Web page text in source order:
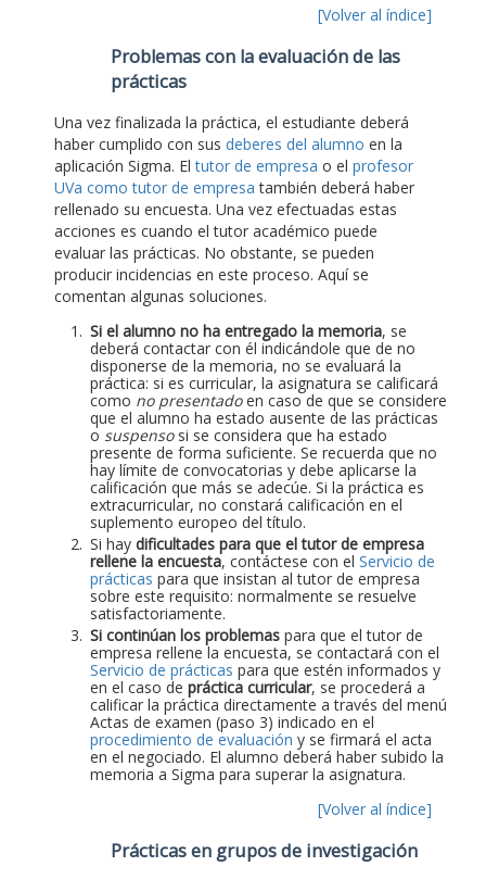
[Volver al índice]
Problemas con la evaluación de las
prácticas
Una vez finalizada la práctica, el estudiante deberá
haber cumplido con sus deberes del alumno en la
aplicación Sigma. Eltutor de empresa o el profesor
UVa como tutor de empresa también deberá haber
rellenado su encuesta. Una vez efectuadas estas
acciones es cuando el tutor académico puede
evaluar las prácticas. No obstante, se pueden
producir incidencias en este proceso. Aquí se
comentan algunas soluciones.
Si el alumno no ha entregado la memoria, se
deberá contactar con él indicándole que de no
disponerse de la memoria, no se evaluará la
práctica: si es curricular, la asignatura se calificará
como no presentadoen caso de que se considere
que el alumno ha estado ausente de las prácticas
o suspensosi se considera que ha estado
presente de forma suficiente. Se recuerda que no
hay límite de convocatorias y debe aplicarse la
calificación que más se adecúe. Si la práctica es
extracurricular, no constará calificación en el
suplemento europeo del título.
Si hay dificultades para que el tutor de empresa
rellene la encuesta, contáctese con el Servicio de
prácticas para que insistan al tutor de empresa
sobre este requisito: normalmente se resuelve
satisfactoriamente.
Si continúan los problemas para que el tutor de
empresa rellene la encuesta, se contactará con el
Servicio de prácticas para que estén informados y
en el caso de práctica curricular, se procederá a
calificar la práctica directamente a través del menú
Actas de examen (paso 3) indicado en el
procedimiento de evaluación y se firmará el acta
en el negociado. El alumno deberá haber subido la
memoria a Sigma para superar la asignatura.
[Volver al índice]
Prácticas en grupos de investigación